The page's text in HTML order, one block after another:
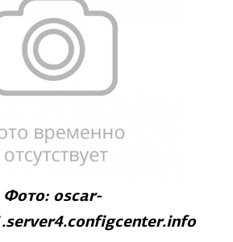
Фото: oscar-